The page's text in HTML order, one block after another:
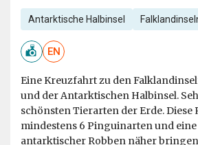
Antarktische Halbinsel
EN
Eine Kreuzfahrt zu den
und der Antarktischen Halbinsel.
schönsten Tierarten der Erde. Diese
mindestens 6 Pinguinarten und
antarktischer Robben näher